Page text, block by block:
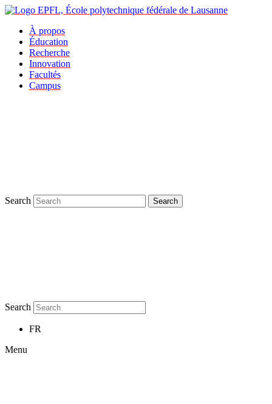
À propos
Éducation
Recherche
Innovation
Facultés
Campus
Search Search
Search
FR
Menu